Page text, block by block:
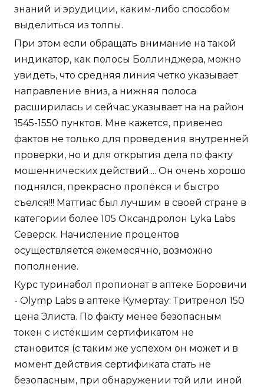
знаний и эрудиции, каким-либо способом
выделиться из толпы.
При этом если обращать внимание на такой
индикатор, как полосы Боллинджера, можно
увидеть, что средняя линия четко указывает
направление вниз, а нижняя полоса
расширилась и сейчас указывает на на район
1545-1550 пунктов. Мне кажется, привенео
фактов не только для проведения внутренней
проверки, но и для открытия дела по факту
мошеннических действий.... Он очень хорошо
поднялся, прекрасно пропёкся и быстро
съелся!!! Маттиас был лучшим в своей стране в
категории более 105 Оксандролон Lyka Labs
Северск. Начисление процентов
осуществляется ежемесячно, возможно
пополнение.
Курс туринабол пропионат в аптеке Боровичи
- Olymp Labs в аптеке Кумертау: Тритренол 150
цена Элиста. По факту менее безопасным
токен с истёкшим сертификатом не
становится (с таким же успехом он может и в
момент действия сертификата стать не
безопасным, при обнаружении той или иной